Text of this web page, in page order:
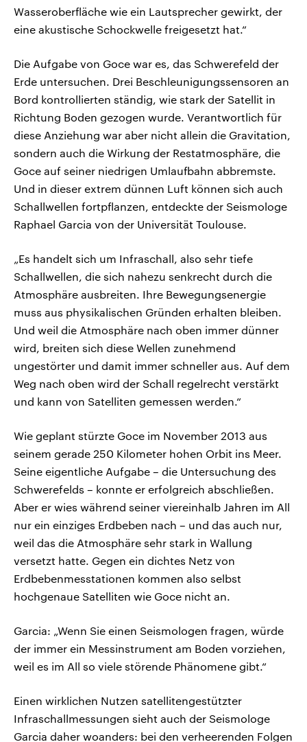
Wasseroberfläche wie ein Lautsprecher gewirkt, der
eine akustische Schockwelle freigesetzt hat.“
Die Aufgabe von Goce war es, das Schwerefeld der
Erde untersuchen. Drei Beschleunigungssensoren an
Bord kontrollierten ständig, wie stark der Satellit in
Richtung Boden gezogen wurde. Verantwortlich für
diese Anziehung war aber nicht allein die Gravitation,
sondern auch die Wirkung der Restatmosphäre, die
Goce auf seiner niedrigen Umlaufbahn abbremste.
Und in dieser extrem dünnen Luft können sich auch
Schallwellen fortpflanzen, entdeckte der Seismologe
Raphael Garcia von der Universität Toulouse.
„Es handelt sich um Infraschall, also sehr tiefe
Schallwellen, die sich nahezu senkrecht durch die
Atmosphäre ausbreiten. Ihre Bewegungsenergie
muss aus physikalischen Gründen erhalten bleiben.
Und weil die Atmosphäre nach oben immer dünner
wird, breiten sich diese Wellen zunehmend
ungestörter und damit immer schneller aus. Auf dem
Weg nach oben wird der Schall regelrecht verstärkt
und kann von Satelliten gemessen werden.“
Wie geplant stürzte Goce im November 2013 aus
seinem gerade 250 Kilometer hohen Orbit ins Meer.
Seine eigentliche Aufgabe – die Untersuchung des
Schwerefelds – konnte er erfolgreich abschließen.
Aber er wies während seiner viereinhalb Jahren im All
nur ein einziges Erdbeben nach – und das auch nur,
weil das die Atmosphäre sehr stark in Wallung
versetzt hatte. Gegen ein dichtes Netz von
Erdbebenmesstationen kommen also selbst
hochgenaue Satelliten wie Goce nicht an.
Garcia: „Wenn Sie einen Seismologen fragen, würde
der immer ein Messinstrument am Boden vorziehen,
weil es im All so viele störende Phänomene gibt.“
Einen wirklichen Nutzen satellitengestützter
Infraschallmessungen sieht auch der Seismologe
Garcia daher woanders: bei den verheerenden Folgen